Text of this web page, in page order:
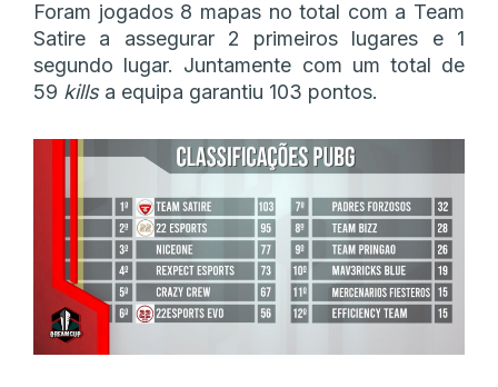
Foram jogados 8 mapas no total com a Team
Satire a assegurar 2 primeiros lugares e 1
segundo lugar. Juntamente com um total de
59 killsa equipa garantiu 103 pontos.